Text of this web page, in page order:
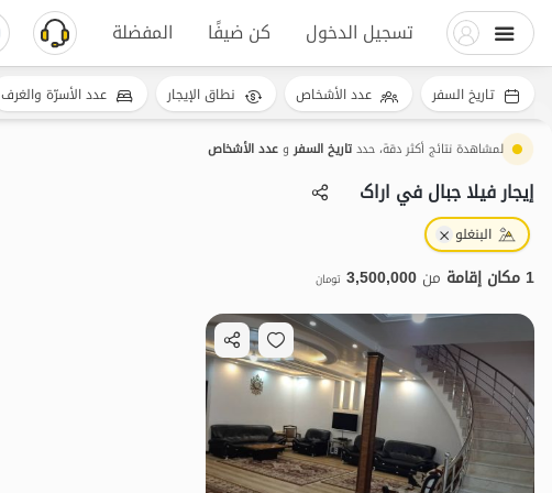
تسجيل الدخول كن ضيفًا المفضلة
لمشاهدة نتائج أكثر دقة، حددتاريخ السفروعدد الأشخاص
إيجار فيلا جبال في اراک
البنغلو
1 مكان إقامة من 3,500,000 تومان
تاريخ السفر عدد الأشخاص نطاق الإيجار عدد الأسرّة والغرف